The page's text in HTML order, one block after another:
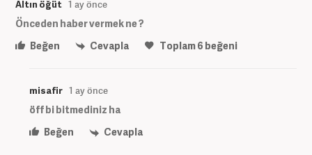
Altın öğüt 1 ay önce
Önceden haber vermek ne ?
Beğen
Cevapla Toplam6 beğeni
misafir 1 ay önce
öff bi bitmediniz ha
Beğen
Cevapla